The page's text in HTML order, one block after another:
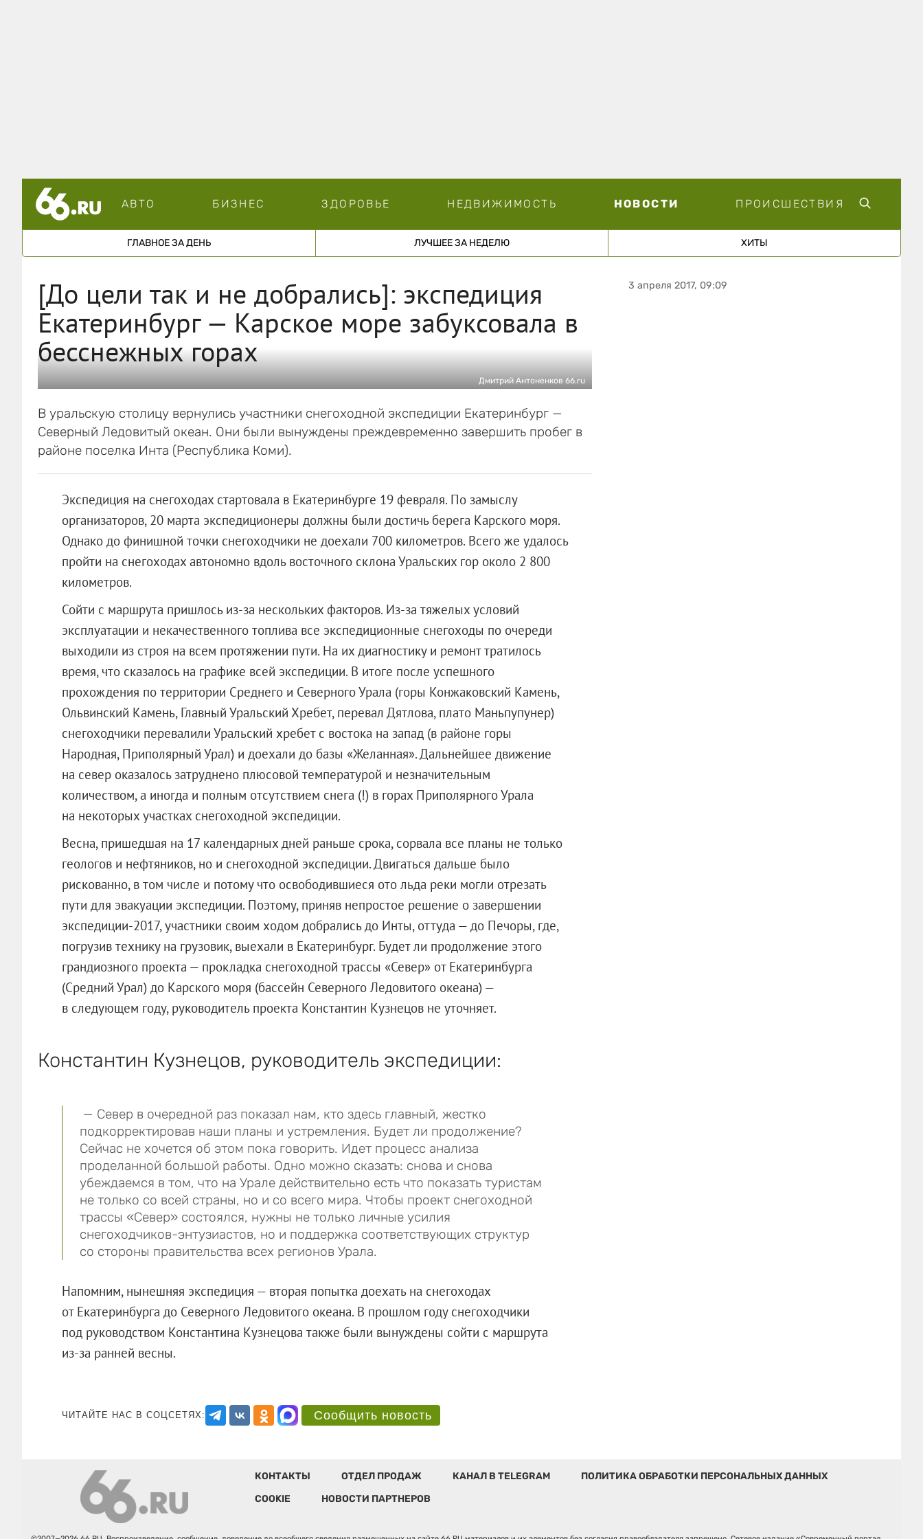
АВТО БИЗНЕС ЗДОРОВЬЕ НЕДВИЖИМОСТЬ НОВОСТИ ПРОИСШЕСТВИЯ
ГЛАВНОЕ ЗА ДЕНЬ ЛУЧШЕЕ ЗА НЕДЕЛЮ ХИТЫ
[До цели так и не добрались]: экспедиция
Екатеринбург — Карское море забуксовала в
бесснежных горах
Дмитрий Антоненков 66.ru
В уральскую столицу вернулись участники снегоходной экспедиции Екатеринбург —
Северный Ледовитый океан. Они были вынуждены преждевременно завершить пробег в
районе поселка Инта (Республика Коми).
Экспедиция на снегоходах стартовала в Екатеринбурге 19 февраля. По замыслу
организаторов, 20 марта экспедиционеры должны были достичь берега Карского моря.
Однако до финишной точки снегоходчики не доехали 700 километров. Всего же удалось
пройти на снегоходах автономно вдоль восточного склона Уральских гор около 2 800
километров.
Сойти с маршрута пришлось из-за нескольких факторов. Из-за тяжелых условий
эксплуатации и некачественного топлива все экспедиционные снегоходы по очереди
выходили из строя на всем протяжении пути. На их диагностику и ремонт тратилось
время, что сказалось на графике всей экспедиции. В итоге после успешного
прохождения по территории Среднего и Северного Урала (горы Конжаковский Камень,
Ольвинский Камень, Главный Уральский Хребет, перевал Дятлова, плато Маньпупунер)
снегоходчики перевалили Уральский хребет с востока на запад (в районе горы
Народная, Приполярный Урал) и доехали до базы «Желанная». Дальнейшее движение
на север оказалось затруднено плюсовой температурой и незначительным
количеством, а иногда и полным отсутствием снега (!) в горах Приполярного Урала
на некоторых участках снегоходной экспедиции.
Весна, пришедшая на 17 календарных дней раньше срока, сорвала все планы не только
геологов и нефтяников, но и снегоходной экспедиции. Двигаться дальше было
рискованно, в том числе и потому что освободившиеся ото льда реки могли отрезать
пути для эвакуации экспедиции. Поэтому, приняв непростое решение о завершении
экспедиции-2017, участники своим ходом добрались до Инты, оттуда — до Печоры, где,
погрузив технику на грузовик, выехали в Екатеринбург. Будет ли продолжение этого
грандиозного проекта — прокладка снегоходной трассы «Север» от Екатеринбурга
(Средний Урал) до Карского моря (бассейн Северного Ледовитого океана) —
в следующем году, руководитель проекта Константин Кузнецов не уточняет.
Константин Кузнецов, руководитель экспедиции:
— Север в очередной раз показал нам, кто здесь главный, жестко
подкорректировав наши планы и устремления. Будет ли продолжение?
Сейчас не хочется об этом пока говорить. Идет процесс анализа
проделанной большой работы. Одно можно сказать: снова и снова
убеждаемся в том, что на Урале действительно есть что показать туристам
не только со всей страны, но и со всего мира. Чтобы проект снегоходной
трассы «Север» состоялся, нужны не только личные усилия
снегоходчиков-энтузиастов, но и поддержка соответствующих структур
со стороны правительства всех регионов Урала.
Напомним, нынешняя экспедиция — вторая попытка доехать на снегоходах
от Екатеринбурга до Северного Ледовитого океана. В прошлом году снегоходчики
под руководством Константина Кузнецова также были вынуждены сойти с маршрута
из-за ранней весны.
ЧИТАЙТЕ НАС В СОЦСЕТЯХ: Сообщить новость
3 апреля 2017, 09:09
КОНТАКТЫ ОТДЕЛ ПРОДАЖ КАНАЛ В TELEGRAM
ПОЛИТИКА ОБРАБОТКИ ПЕРСОНАЛЬНЫХ ДАННЫХ
COOKIE
НОВОСТИ ПАРТНЕРОВ